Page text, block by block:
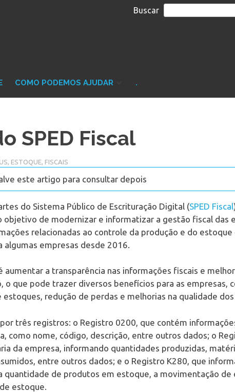
Buscar
COMO PODEMOS AJUDAR .
SPED Fiscal
ESTOQUE, FISCAIS
este artigo para consultar depois
do Sistema Público de Escrituração Digital (SPED Fiscal
objetivo de modernizar e informatizar a gestão fiscal das
relacionadas ao controle da produção e do estoque
empresas desde 2016.
aumentar a transparência nas informações fiscais e
o que pode trazer diversos benefícios para as empresas,
redução de perdas e melhorias na qualidade
três registros: o Registro 0200, que contém
como nome, código, descrição, entre outros dados; o
da empresa, informando quantidades produzidas,
entre outros dados; e o Registro K280, que
quantidade de produtos em estoque, a movimentação de
estoque.